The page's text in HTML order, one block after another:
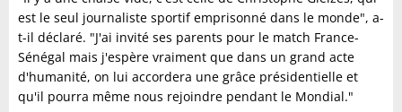
est le seul journaliste sportif emprisonné dans le monde", a-
t-il déclaré. "J'ai invité ses parents pour le match France-
Sénégal mais j'espère vraiment que dans un grand acte
d'humanité, on lui accordera une grâce présidentielle et
qu'il pourra même nous rejoindre pendant le Mondial."